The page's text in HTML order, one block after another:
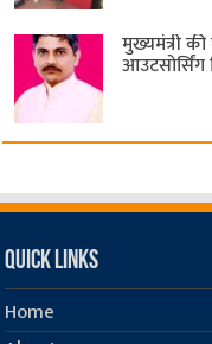
मुख्यमंत्री
आउटसोर्सिंग
Quick Links
Home